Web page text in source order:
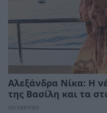
Αλεξάνδρα Νίκα: Η
της Βασίλη και τα
CELEBRITIES